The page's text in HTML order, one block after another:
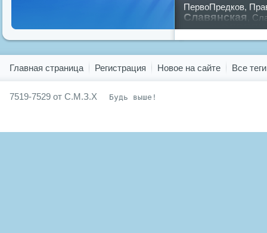
ПервоПредков,
Славянская
русский,славян
Главная страница
Регистрация Новое на сайте Все теги
7519-7529 от С.М.З.Х Будь выше!